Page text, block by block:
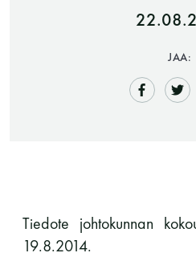
JAA:
Tiedote johtokunnan
19.8.2014.